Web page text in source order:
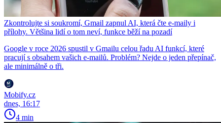
Zkontrolujte si soukromí, Gmail zapnul AI, která čte e-maily i
přílohy. Většina lidí o tom neví, funkce běží na pozadí
Google v roce 2026 spustil v Gmailu celou řadu AI funkcí, které
pracují s obsahem vašich e-mailů. Problém? Nejde o jeden přepínač,
ale minimálně o tři.
Mobify.cz
dnes, 16:17
4 min